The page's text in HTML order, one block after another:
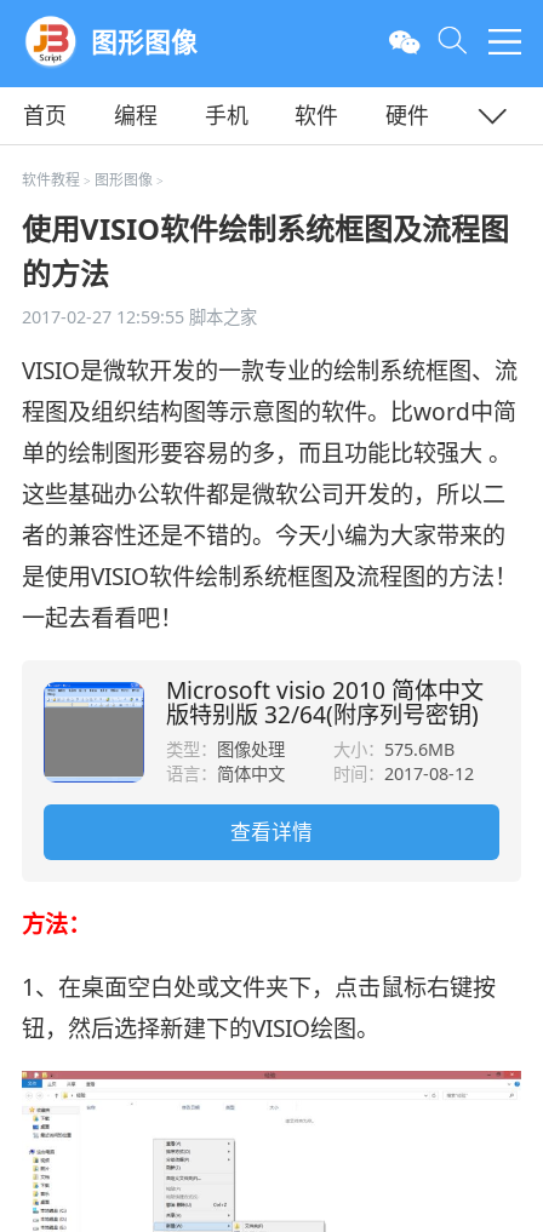
图形图像
首页 编程 手机 软件
硬件
教程
平面
软件教程 > 图形图像>
使用VISIO软件绘制系统框图及流程图
的方法
2017-02-27 12:59:55脚本之家
VISIO是微软开发的一款专业的绘制系统框图、流
程图及组织结构图等示意图的软件。比word中简
单的绘制图形要容易的多，而且功能比较强大 。
这些基础办公软件都是微软公司开发的，所以二
者的兼容性还是不错的。今天小编为大家带来的
是使用VISIO软件绘制系统框图及流程图的方法！
一起去看看吧！
Microsoft visio 2010 简体中文
版特别版 32/64(附序列号密钥)
类型： 图像处理 大小： 575.6MB
语言： 简体中文 时间： 2017-08-12
查看详情
方法：
1、在桌面空白处或文件夹下，点击鼠标右键按
钮，然后选择新建下的VISIO绘图。